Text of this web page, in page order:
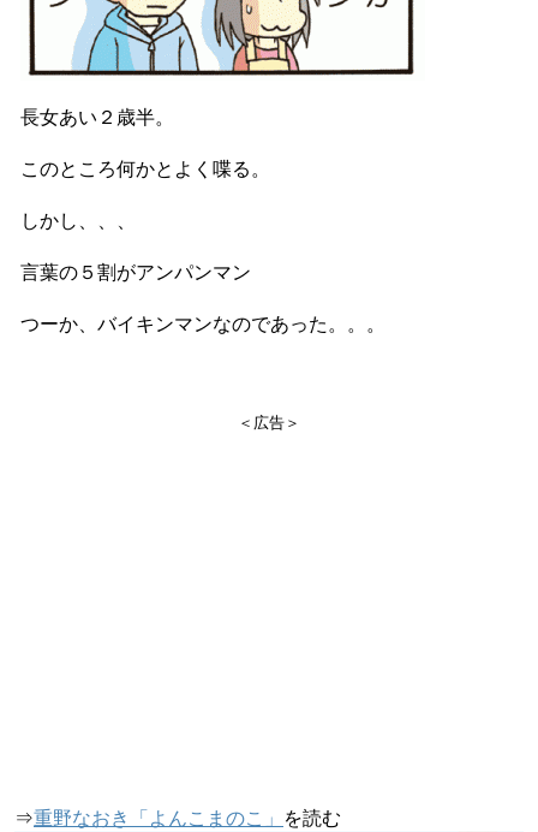
長女あい２歳半。
このところ何かとよく喋る。
しかし、、、
言葉の５割がアンパンマン
つーか、バイキンマンなのであった。。。
＜広告＞
⇒重野なおき「よんこまのこ」 を読む